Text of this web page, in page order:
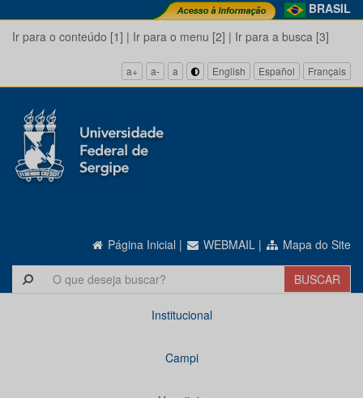
BRASIL
Ir para o conteúdo [1] | Ir para o menu [2] | Ir para a busca [3]
a+ a- a English Español Français
Página Inicial | WEBMAIL | Mapa do Site
Institucional
Campi